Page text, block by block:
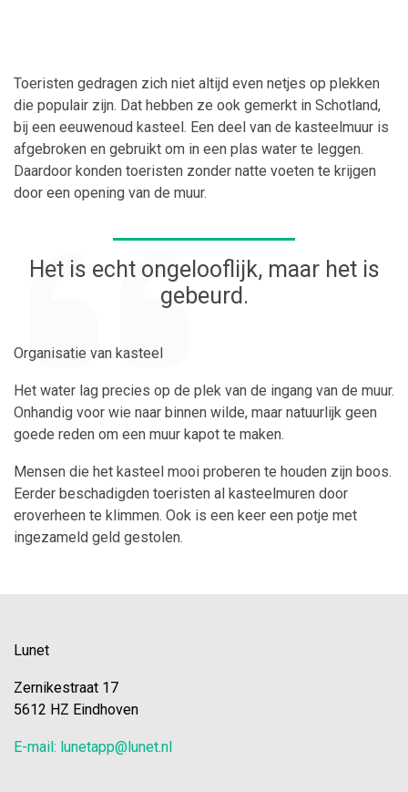
Toeristen gedragen zich niet altijd even netjes op plekken
die populair zijn. Dat hebben ze ook gemerkt in Schotland,
bij een eeuwenoud kasteel. Een deel van de kasteelmuur is
afgebroken en gebruikt om in een plas water te leggen.
Daardoor konden toeristen zonder natte voeten te krijgen
door een opening van de muur.
Het is echt ongelooflijk, maar het is
gebeurd.
Organisatie van kasteel
Het water lag precies op de plek van de ingang van de muur.
Onhandig voor wie naar binnen wilde, maar natuurlijk geen
goede reden om een muur kapot te maken.
Mensen die het kasteel mooi proberen te houden zijn boos.
Eerder beschadigden toeristen al kasteelmuren door
eroverheen te klimmen. Ook is een keer een potje met
ingezameld geld gestolen.
Lunet
Zernikestraat 17
5612 HZ Eindhoven
E-mail: lunetapp@lunet.nl